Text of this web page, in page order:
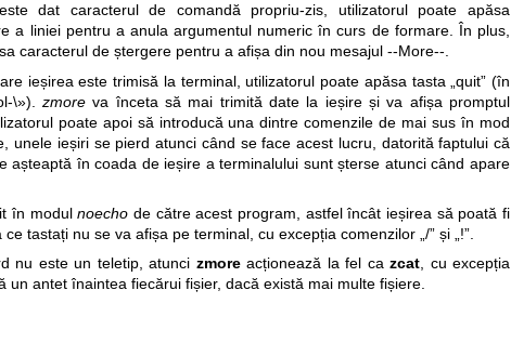
dat caracterul de comandă propriu-zis, utilizatorul poate apăsa
a liniei pentru a anula argumentul numeric în curs de formare. În plus,
caracterul de ștergere pentru a afișa din nou mesajul --More--.
ieșirea este trimisă la terminal, utilizatorul poate apăsa tasta „quit” (în
\»). zmoreva înceta să mai trimită date la ieșire și va afișa promptul
poate apoi să introducă una dintre comenzile de mai sus în mod
unele ieșiri se pierd atunci când se face acest lucru, datorită faptului că
așteaptă în coada de ieșire a terminalului sunt șterse atunci când apare
în modulnoecho de către acest program, astfel încât ieșirea să poată fi
tastați nu se va afișa pe terminal, cu excepția comenzilor „/” și „!”.
nu este un teletip, atunci zmoreacționează la fel cazcat, cu excepția
un antet înaintea fiecărui fișier, dacă există mai multe fișiere.